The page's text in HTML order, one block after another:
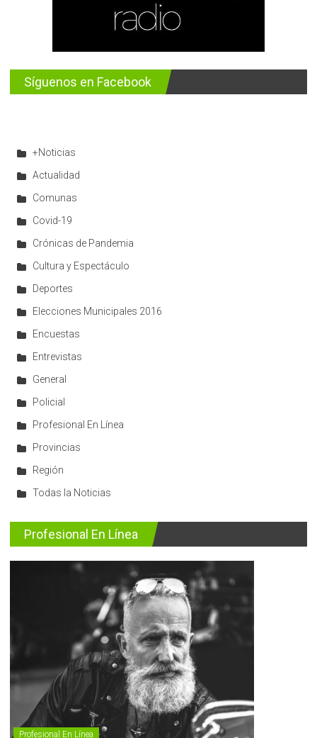
Síguenos en Facebook
+Noticias
Actualidad
Comunas
Covid-19
Crónicas de Pandemia
Cultura y Espectáculo
Deportes
Elecciones Municipales 2016
Encuestas
Entrevistas
General
Policial
Profesional En Línea
Provincias
Región
Todas la Noticias
Profesional En Línea
Profesional En Línea